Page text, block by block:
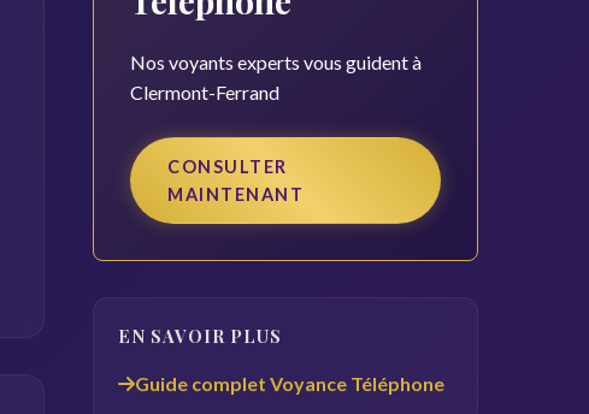
Nos voyants experts vous guident à
Clermont-Ferrand
CONSULTER
MAINTENANT
EN SAVOIR PLUS
Guide complet Voyance Téléphone